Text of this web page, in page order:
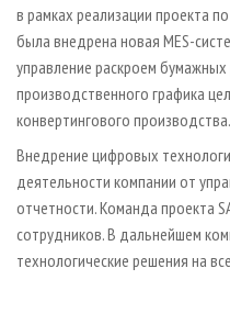
в рамках реализации проекта
была внедрена новая MES-
управление раскроем
производственного графика
конвертингового производства.
Внедрение цифровых
деятельности компании от
отчетности. Команда проекта
сотрудников. В дальнейшем
технологические решения на